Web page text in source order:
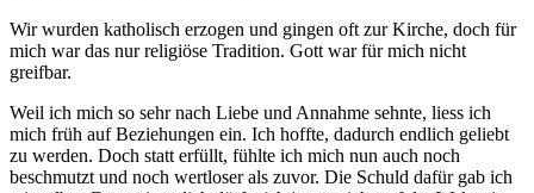
Wir wurden katholisch erzogen und gingen oft zur Kirche, doch für
mich war das nur religiöse Tradition. Gott war für mich nicht
greifbar.
Weil ich mich so sehr nach Liebe und Annahme sehnte, liess ich
mich früh auf Beziehungen ein. Ich hoffte, dadurch endlich geliebt
zu werden. Doch statt erfüllt, fühlte ich mich nun auch noch
beschmutzt und noch wertloser als zuvor. Die Schuld dafür gab ich